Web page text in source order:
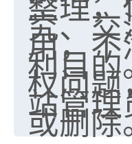
究、
用，
利目
权问
站管
或删除